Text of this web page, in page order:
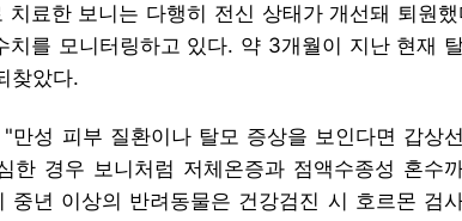
료한 보니는 다행히 전신 상태가 개선돼 퇴원했
를 모니터링하고 있다. 약 3개월이 지난 현재
찾았다.
만성 피부 질환이나 탈모 증상을 보인다면 갑상
경우 보니처럼 저체온증과 점액수종성 혼수
중년 이상의 반려동물은 건강검진 시 호르몬 검